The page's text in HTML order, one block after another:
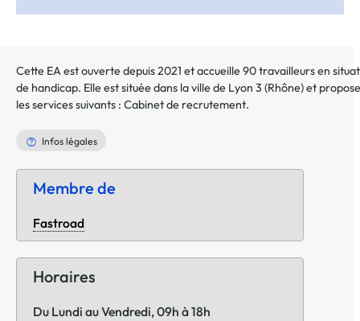
Cette EA est ouverte depuis 2021 et accueille 90 travailleurs en
de handicap. Elle est située dans la ville de Lyon 3 (Rhône) et propose
les services suivants : Cabinet de recrutement.
Infos légales
Membre de
Fastroad
Horaires
Du Lundi au Vendredi, 09h à 18h